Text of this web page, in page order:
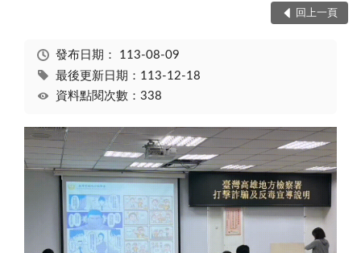
回上一頁
發布日期： 113-08-09
最後更新日期：113-12-18
資料點閱次數：338